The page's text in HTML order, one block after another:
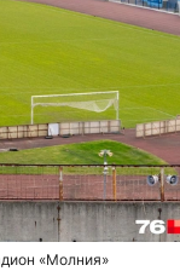
«Молния»